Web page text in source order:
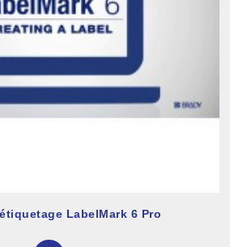
LabelMark 6 Pro